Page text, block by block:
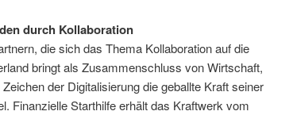
durch Kollaboration
die sich das Thema Kollaboration auf die
bringt als Zusammenschluss von Wirtschaft,
der Digitalisierung die geballte Kraft seiner
Finanzielle Starthilfe erhält das Kraftwerk vom